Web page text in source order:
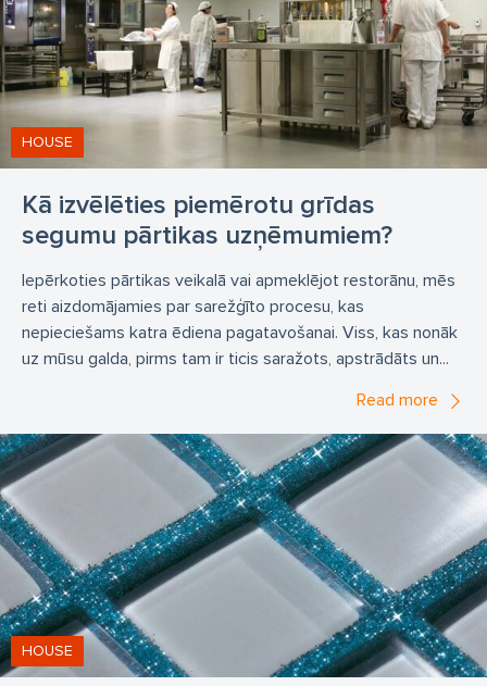
Kā izvēlēties piemērotu grīdas
segumu pārtikas uzņēmumiem?
HOUSE
Iepērkoties pārtikas veikalā vai apmeklējot restorānu, mēs
reti aizdomājamies par sarežģīto procesu, kas
nepieciešams katra ēdiena pagatavošanai. Viss, kas nonāk
uz mūsu galda, pirms tam ir ticis saražots, apstrādāts un...
Read more
HOUSE